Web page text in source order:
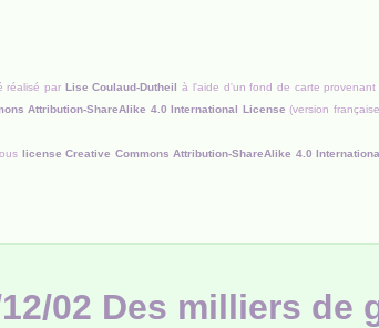
réalisé par Lise Coulaud-Dutheilà l'aide d'un fond de carte provenant
Attribution-ShareAlike 4.0 International License (version
license Creative Commons Attribution-ShareAlike 4.0
02 Des milliers de